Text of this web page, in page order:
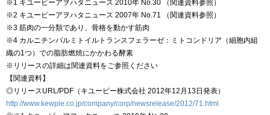
※1 キユーピーアヲハタニュース 2010年 No.30 （関連資料参照）
※2 キユーピーアヲハタニュース 2007年 No.71 （関連資料参照）
※3 筋肉の一分類であり、骨格を動かす筋肉
※4 カルニチンパルミトイルトランスフェラーゼ：ミトコンドリア（細胞内組
織の1つ）での脂肪燃焼にかかわる酵素
※リリースの詳細は関連資料をご参照ください
【関連資料】
◎リリースURL/PDF（キユーピー株式会社 2012年12月13日発表）
http://www.kewpie.co.jp/company/corp/newsrelease/2012/71.html